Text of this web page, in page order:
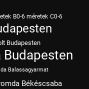
B0-6 méretek C0-6
Budapesten
Balassagyarmat
Békéscsaba